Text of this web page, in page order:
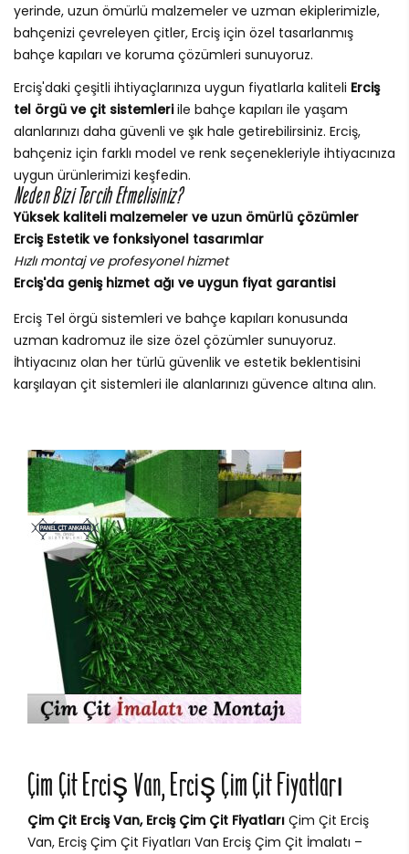
yerinde, uzun ömürlü malzemeler ve uzman ekiplerimizle,
bahçenizi çevreleyen çitler, Erciş için özel tasarlanmış
bahçe kapıları ve koruma çözümleri sunuyoruz.
Erciş'daki çeşitli ihtiyaçlarınıza uygun fiyatlarla kaliteli Erciş
tel örgü ve çit sistemleriile bahçe kapıları ile yaşam
alanlarınızı daha güvenli ve şık hale getirebilirsiniz. Erciş,
bahçeniz için farklı model ve renk seçenekleriyle ihtiyacınıza
uygun ürünlerimizi keşfedin.
Neden Bizi Tercih Etmelisiniz?
Yüksek kaliteli malzemeler ve uzun ömürlü çözümler
Erciş Estetik ve fonksiyonel tasarımlar
Hızlı montaj ve profesyonel hizmet
Erciş'da geniş hizmet ağı ve uygun fiyat garantisi
Erciş Tel örgü sistemleri ve bahçe kapıları konusunda
uzman kadromuz ile size özel çözümler sunuyoruz.
İhtiyacınız olan her türlü güvenlik ve estetik beklentisini
karşılayan çit sistemleri ile alanlarınızı güvence altına alın.
Çim Çit Erciş Van, Erciş Çim Çit Fiyatları
Çim Çit Erciş Van, Erciş Çim Çit Fiyatları Çim Çit Erciş
Van, Erciş Çim Çit Fiyatları Van Erciş Çim Çit İmalatı –